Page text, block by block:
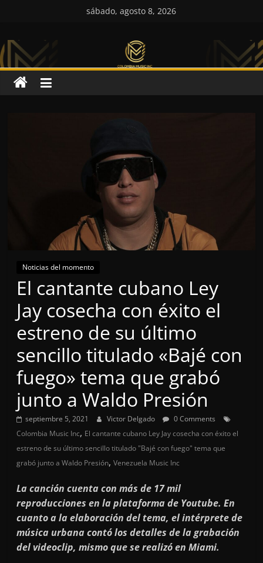
sábado, agosto 8, 2026
Colombia
Music
Inc
Noticias del momento
El cantante cubano Ley
Jay cosecha con éxito el
estreno de su último
sencillo titulado «Bajé con
fuego» tema que grabó
junto a Waldo Presión
septiembre 5, 2021 Victor Delgado
0 Comments
Colombia Music Inc, El cantante cubano Ley Jay cosecha con éxito el
estreno de su último sencillo titulado "Bajé con fuego" tema que
grabó junto a Waldo Presión,Venezuela Music Inc
La canción cuenta con más de 17 mil
reproducciones en la plataforma de Youtube. En
cuanto a la elaboración del tema, el intérprete de
música urbana contó los detalles de la grabación
del videoclip, mismo que se realizó en Miami.